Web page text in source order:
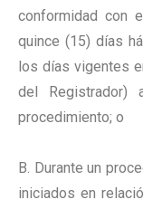
conformidad con
quince (15) días
los días vigentes
del Registrador)
procedimiento; o
B. Durante un
iniciados en